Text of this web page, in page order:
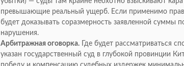
превышающие реальный ущерб. Если применимо
будет доказывать соразмерность заявленной суммы
нарушения.
Арбитражная оговорка. Где будет рассматриваться
указан государственный суд в глубокой провинции